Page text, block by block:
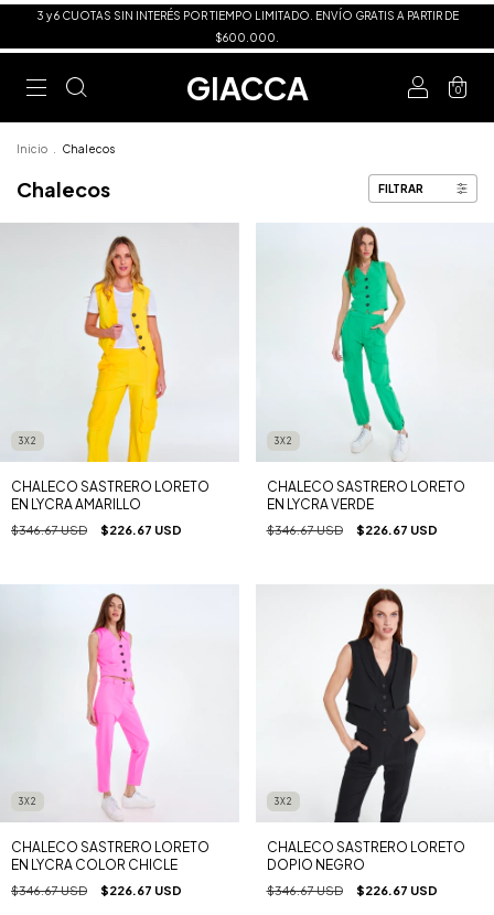
3 y 6 CUOTAS SIN INTERÉS POR TIEMPO LIMITADO. ENVÍO GRATIS A PARTIR DE
$600.000.
GIACCA 0
Inicio Chalecos
Chalecos FILTRAR
3X2
CHALECO SASTRERO LORETO
EN LYCRA AMARILLO
$346.67 USD $226.67 USD
3X2
CHALECO SASTRERO LORETO
EN LYCRA VERDE
$346.67 USD $226.67 USD
3X2
CHALECO SASTRERO LORETO
EN LYCRA COLOR CHICLE
$346.67 USD $226.67 USD
3X2
CHALECO SASTRERO LORETO
DOPIO NEGRO
$346.67 USD $226.67 USD